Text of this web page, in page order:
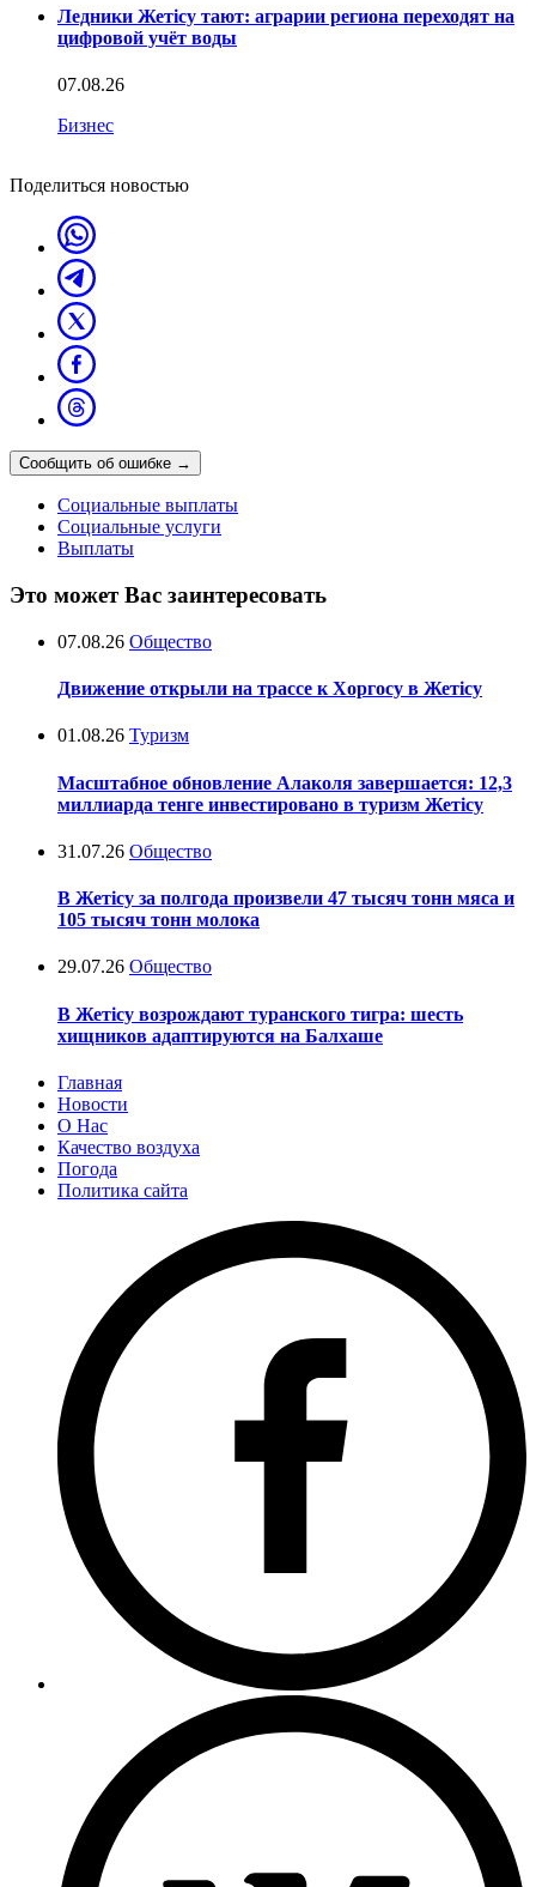
Ледники Жетісу тают: аграрии региона переходят на
цифровой учёт воды
07.08.26
Бизнес
Поделиться новостью
Сообщить об ошибке →
Социальные выплаты
Социальные услуги
Выплаты
Это может Вас заинтересовать
07.08.26 Общество
Движение открыли на трассе к Хоргосу в Жетісу
01.08.26 Туризм
Масштабное обновление Алаколя завершается: 12,3
миллиарда тенге инвестировано в туризм Жетісу
31.07.26 Общество
В Жетісу за полгода произвели 47 тысяч тонн мяса и
105 тысяч тонн молока
29.07.26 Общество
В Жетісу возрождают туранского тигра: шесть
хищников адаптируются на Балхаше
Главная
Новости
О Нас
Качество воздуха
Погода
Политика сайта